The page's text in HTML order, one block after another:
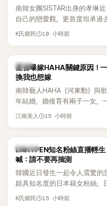
南韓女團SISTAR出身的孝琳
自己的戀愛觀，更首度坦承過
表示，當時選擇瀟灑放手，但
K氏鄉民 10 小時前
韓星
星首曝嫁HAHA關鍵原因！
換我也想嫁
南韓藝人HAHA（河東勳）與
年結婚，婚後育有兩子一女，
國演藝圈公認的模範夫妻。近
江南美人 15 小時前
K-POP
ENHYPEN知名粉絲直播輕
喊：請不要再揣測
韓國近日發生一起令人震驚的
頗具知名度的日本籍女粉絲，
終不幸身亡，消息曝光後震驚
K氏鄉民 15 小時前